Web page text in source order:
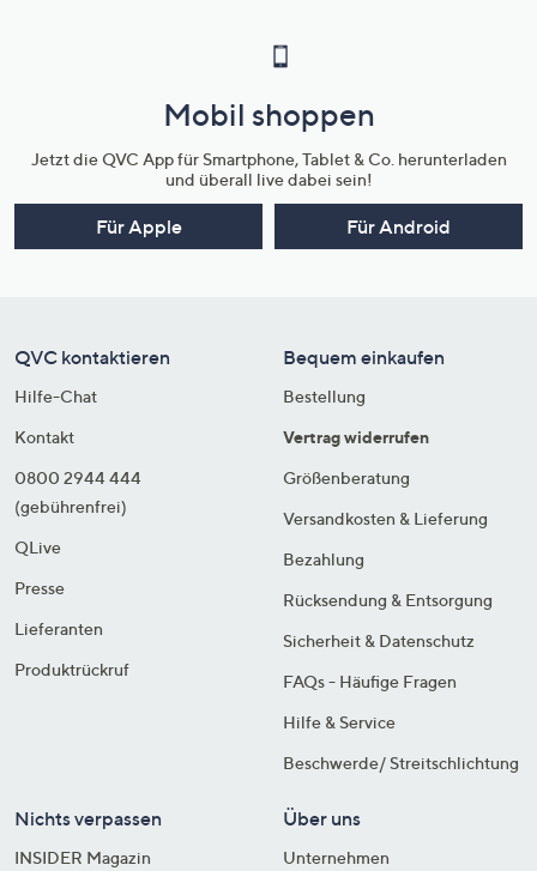
Mobil shoppen
Jetzt die QVC App für Smartphone, Tablet & Co. herunterladen
und überall live dabei sein!
Für Apple Für Android
QVC kontaktieren
Hilfe-Chat
Kontakt
0800 2944 444
(gebührenfrei)
QLive
Presse
Lieferanten
Produktrückruf
Bequem einkaufen
Bestellung
Vertrag widerrufen
Größenberatung
Versandkosten & Lieferung
Bezahlung
Rücksendung & Entsorgung
Sicherheit & Datenschutz
FAQs - Häufige Fragen
Hilfe & Service
Beschwerde/ Streitschlichtung
Nichts verpassen
INSIDER Magazin
Über uns
Unternehmen